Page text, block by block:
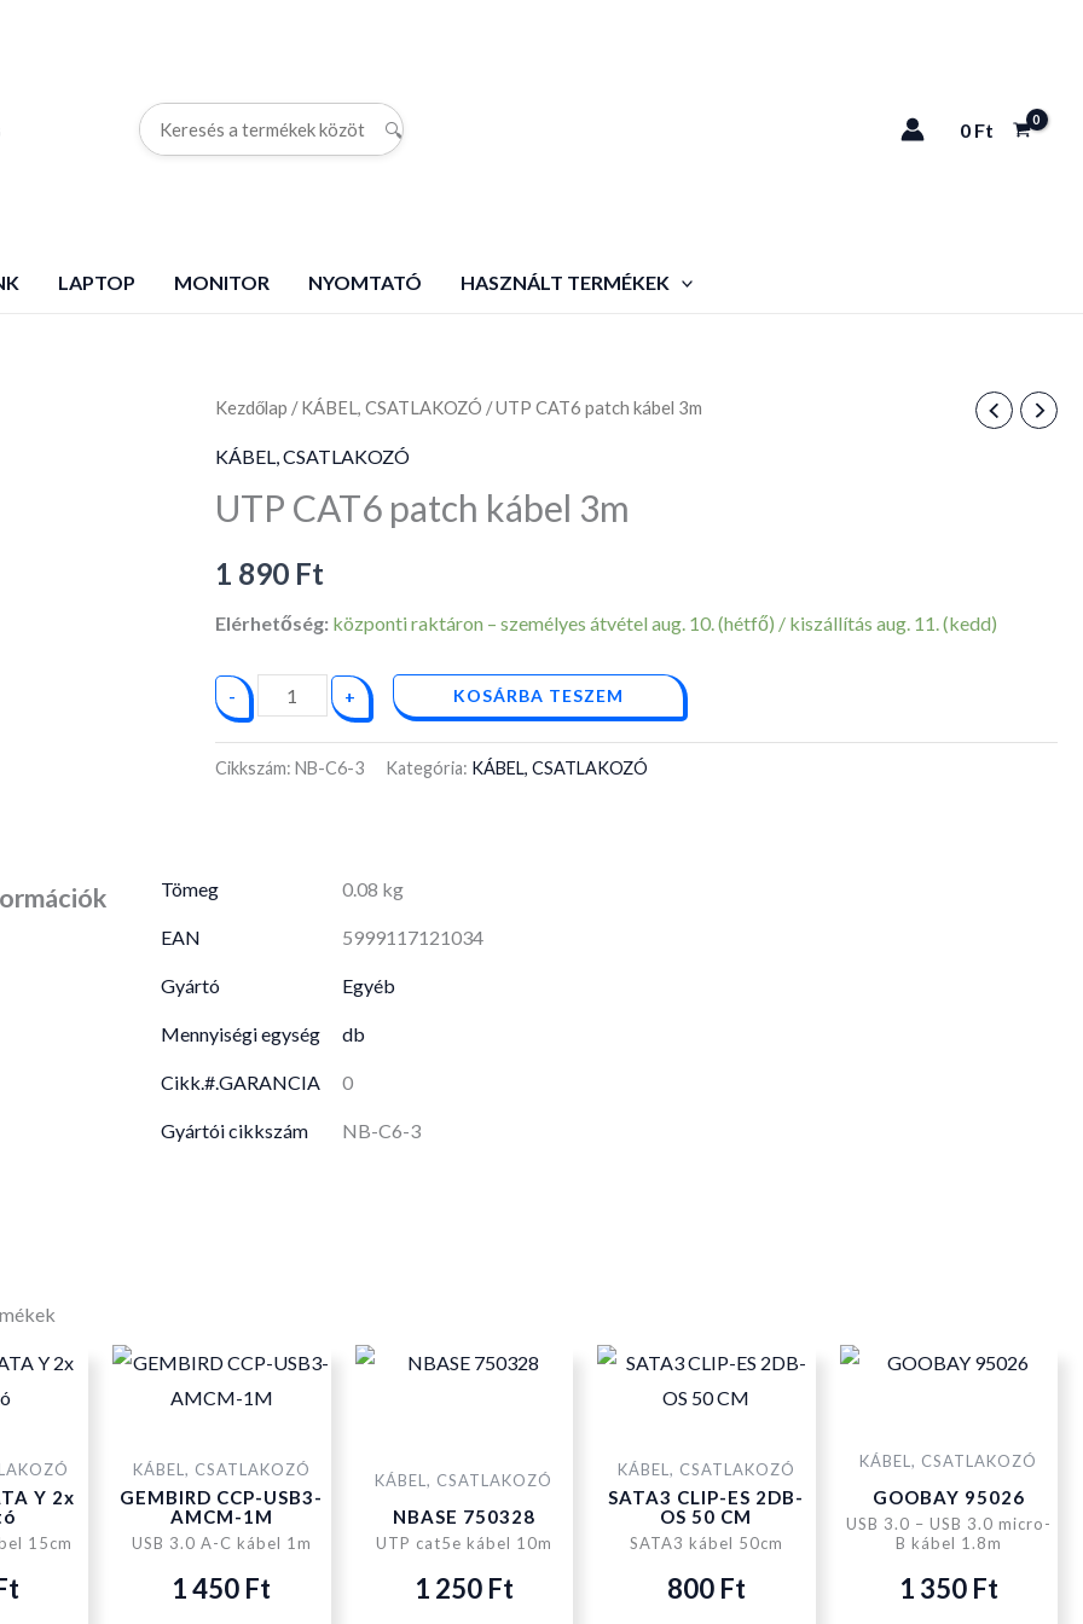
🔍 0 Ft
LAPTOP MONITOR NYOMTATÓ HASZNÁLT TERMÉKEK
Kezdőlap /KÁBEL, CSATLAKOZÓ / UTP CAT6 patch kábel 3m
KÁBEL, CSATLAKOZÓ
UTP CAT6 patch kábel 3m
1 890 Ft
Elérhetőség: központi raktáron – személyes átvétel aug. 10. (hétfő) / kiszállítás aug. 11. (kedd)
-
UTP
kábel
mennyiség
+ KOSÁRBA TESZEM
Cikkszám: NB-C6-3 Kategória: KÁBEL, CSATLAKOZÓ
Tömeg 0.08 kg
EAN 5999117121034
Gyártó Egyéb
Mennyiségi egység db
Cikk.#.GARANCIA 0
Gyártói cikkszám NB-C6-3
Y 2x
15cm
KÁBEL, CSATLAKOZÓ
GEMBIRD CCP-USB3-
AMCM-1M
USB 3.0 A-C kábel 1m
1 450 Ft
KÁBEL, CSATLAKOZÓ
NBASE 750328
UTP cat5e kábel 10m
1 250 Ft
KÁBEL, CSATLAKOZÓ
SATA3 CLIP-ES 2DB-
OS 50 CM
SATA3 kábel 50cm
800 Ft
KÁBEL, CSATLAKOZÓ
GOOBAY 95026
USB 3.0 – USB 3.0 micro-
B kábel 1.8m
1 350 Ft